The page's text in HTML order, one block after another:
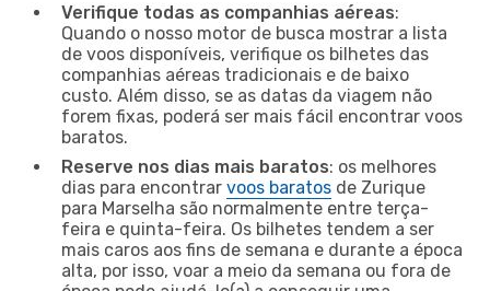
Verifique todas as companhias aéreas:
Quando o nosso motor de busca mostrar a lista
de voos disponíveis, verifique os bilhetes das
companhias aéreas tradicionais e de baixo
custo. Além disso, se as datas da viagem não
forem fixas, poderá ser mais fácil encontrar voos
baratos.
Reserve nos dias mais baratos: os melhores
dias para encontrar voos baratos de Zurique
para Marselha são normalmente entre terça-
feira e quinta-feira. Os bilhetes tendem a ser
mais caros aos fins de semana e durante a época
alta, por isso, voar a meio da semana ou fora de